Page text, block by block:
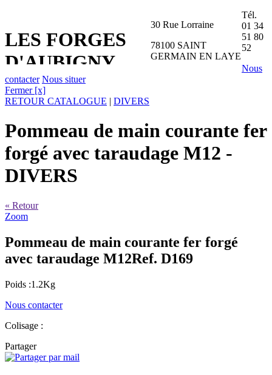
LES FORGES
D'AUBIGNY
30 Rue Lorraine
78100 SAINT
GERMAIN EN LAYE
Tél.
01 34
51 80
52
Nous
contacter Nous situer
Fermer [x]
RETOUR CATALOGUE | DIVERS
Pommeau de main courante fer
forgé avec taraudage M12 -
DIVERS
« Retour
Zoom
Pommeau de main courante fer forgé
avec taraudage M12Ref. D169
Poids :1.2Kg
Nous contacter
Colisage :
Partager